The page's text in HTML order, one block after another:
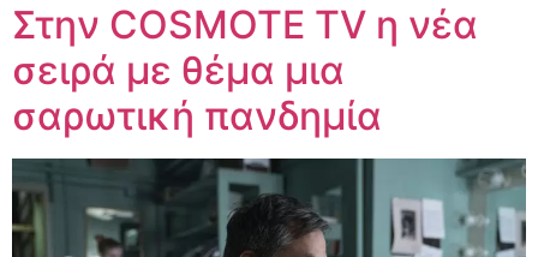
Στην COSMOTE TV η νέα
σειρά με θέμα μια
σαρωτική πανδημία